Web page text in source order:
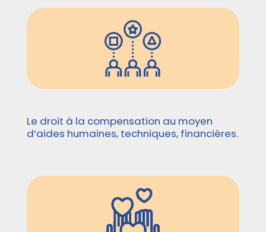
Le droit à la compensation au moyen
d’aides humaines, techniques, financières.